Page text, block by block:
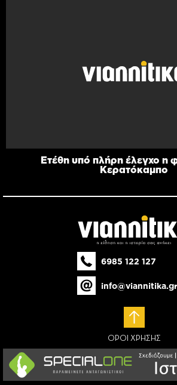
Ετέθη υπό πλήρη έλεγχο η
Κερατόκαμπο
6985 122 127
info@viannitika.gr
ΟΡΟΙ ΧΡΗΣΗΣ